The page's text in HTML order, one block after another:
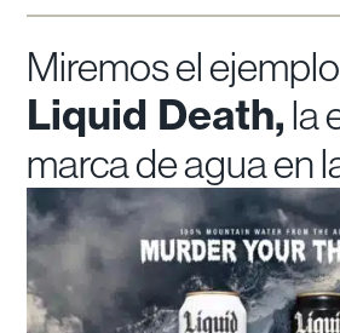
Miremos el
Liquid Death, la
marca de agua en